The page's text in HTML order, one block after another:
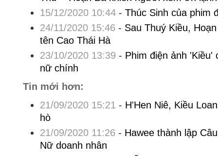
15/12/2020 10:44- Thúc Sinh của phim
24/11/2020 15:46 - Sau Thuý Kiều,
tên Cao Thái Hà
23/10/2020 13:39 - Phim điện ảnh 'Kiều'
nữ chính
Tin mới hơn:
21/09/2020 15:21 - H'Hen Niê, Kiều
hò
21/09/2020 11:26 - Hawee thành lập
Nữ doanh nhân